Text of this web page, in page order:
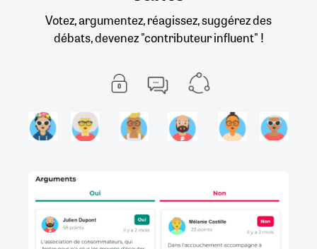
Votez, argumentez, réagissez, suggérez des
débats, devenez "contributeur influent" !